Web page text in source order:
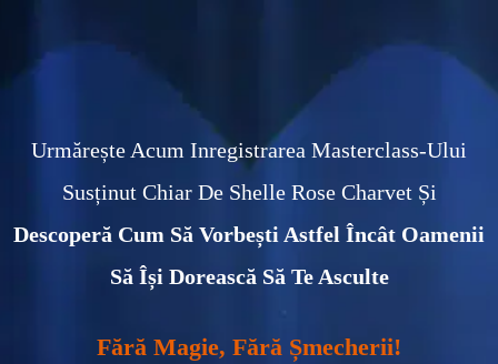
Urmărește Acum Inregistrarea Masterclass-Ului
Susținut Chiar De Shelle Rose Charvet Și
Descoperă Cum Să Vorbești Astfel Încât Oamenii
Să Își Dorească Să Te Asculte
Fără Magie, Fără Șmecherii!